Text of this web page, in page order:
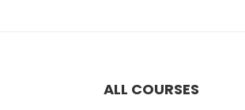
ALL COURSES